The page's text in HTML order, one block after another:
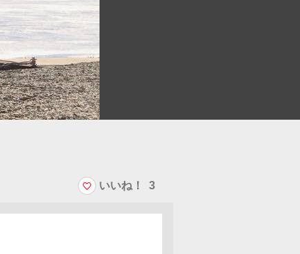
いいね！ 3